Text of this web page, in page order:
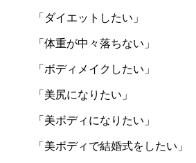
「ダイエットしたい」
「体重が中々落ちない」
「ボディメイクしたい」
「美尻になりたい」
「美ボディになりたい」
「美ボディで結婚式をしたい」